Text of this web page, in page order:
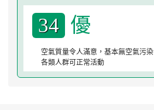
34 優
空氣質量令人滿意，基本無空氣污染
各類人群可正常活動